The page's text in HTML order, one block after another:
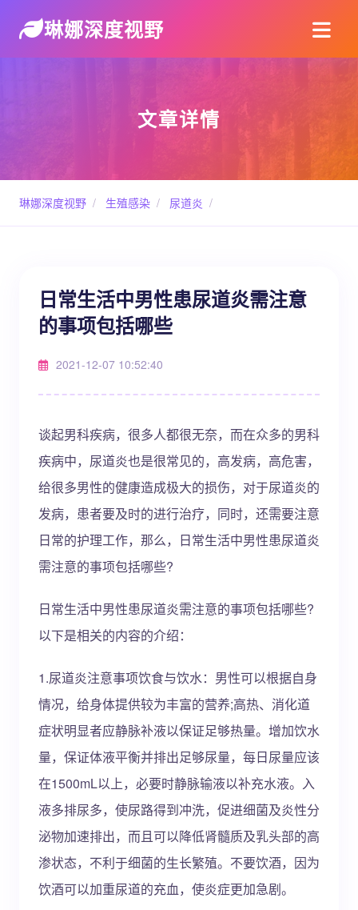
琳娜深度视野
文章详情
琳娜深度视野 / 生殖感染 / 尿道炎 /
日常生活中男性患尿道炎需注意
的事项包括哪些
2021-12-07 10:52:40
谈起男科疾病，很多人都很无奈，而在众多的男科
疾病中，尿道炎也是很常见的，高发病，高危害，
给很多男性的健康造成极大的损伤，对于尿道炎的
发病，患者要及时的进行治疗，同时，还需要注意
日常的护理工作，那么，日常生活中男性患尿道炎
需注意的事项包括哪些?
日常生活中男性患尿道炎需注意的事项包括哪些?
以下是相关的内容的介绍：
1.尿道炎注意事项饮食与饮水：男性可以根据自身
情况，给身体提供较为丰富的营养;高热、消化道
症状明显者应静脉补液以保证足够热量。增加饮水
量，保证体液平衡并排出足够尿量，每日尿量应该
在1500mL以上，必要时静脉输液以补充水液。入
液多排尿多，使尿路得到冲洗，促进细菌及炎性分
泌物加速排出，而且可以降低肾髓质及乳头部的高
渗状态，不利于细菌的生长繁殖。不要饮酒，因为
饮酒可以加重尿道的充血，使炎症更加急剧。